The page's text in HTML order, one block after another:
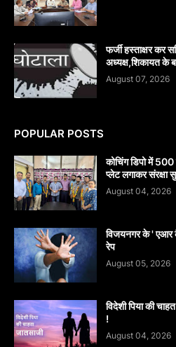
फर्जी हस्ताक्षर कर
अध्यक्ष,शिकायत के
August 07, 2026
POPULAR POSTS
कोचिंग डिपो में
प्लेट लगाकर संरक्षा
August 04, 2026
विजयनगर के ' एआर
रेप
August 05, 2026
विदेशी पिया की
!
August 04, 2026